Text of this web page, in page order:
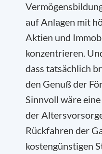
auf Anlagen mit
Aktien und
konzentrieren.
dass tatsächlich
den Genuß der
Sinnvoll wäre
der
Rückfahren der
kostengünstigen